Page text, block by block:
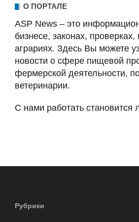
О ПОРТАЛЕ
ASP News – это
бизнесе, законах,
аграриях. Здесь Вы можете
новости о сфере пищевой
фермерской деятельности,
ветеринарии.
С нами работать становится
Рубрики